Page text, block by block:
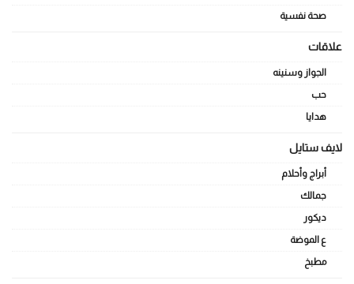
صحة نفسية
علاقات
الجواز وسنينه
حب
هدايا
لايف ستايل
أبراج وأحلام
جمالك
ديكور
ع الموضة
مطبخ